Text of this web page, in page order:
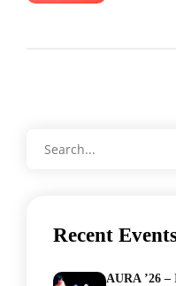
Recent
AURA ’26